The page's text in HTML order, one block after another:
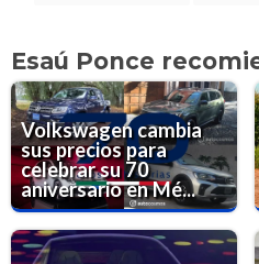
Esaú Ponce
Volkswagen cambia
sus precios para
celebrar su 70
aniversario en Mé...